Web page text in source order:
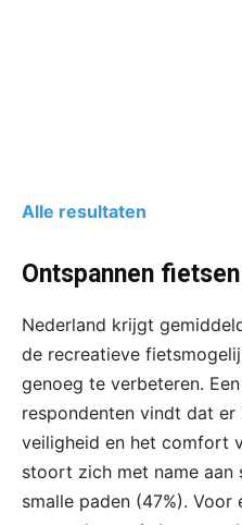
Alle resultaten
Ontspannen
Nederland krijgt
de recreatieve
genoeg te verbeteren.
respondenten vindt dat
veiligheid en het comfort
stoort zich met name aan
smalle paden (47%).